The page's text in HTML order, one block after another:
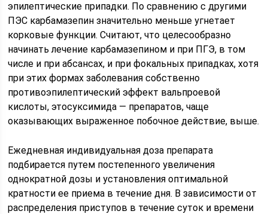
эпилептические припадки. По сравнению с другими
ПЭС карбамазепин значительно меньше угнетает
корковые функции. Считают, что целесообразно
начинать лечение карбамазепином и при ПГЭ, в том
числе и при абсансах, и при фокальных припадках, хотя
при этих формах заболевания собственно
противоэпилептический эффект вальпроевой
кислоты, этосуксимида — препаратов, чаще
оказывающих выраженное побочное действие, выше.
Ежедневная индивидуальная доза препарата
подбирается путем постепенного увеличения
однократной дозы и установления оптимальной
кратности ее приема в течение дня. В зависимости от
распределения приступов в течение суток и времени